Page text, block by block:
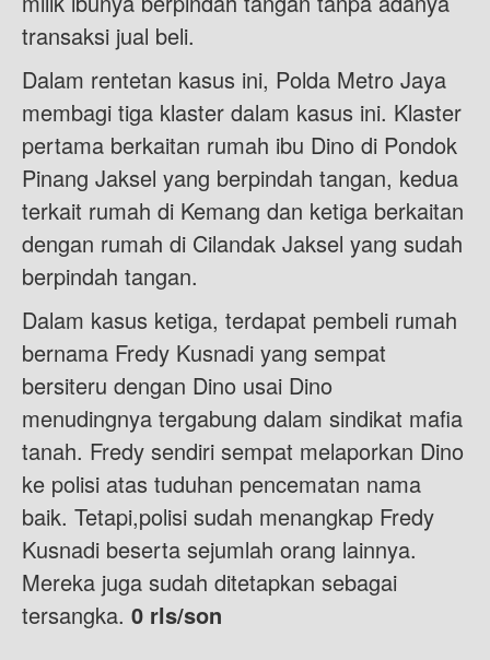
transaksi jual beli.
Dalam rentetan kasus ini, Polda Metro Jaya
membagi tiga klaster dalam kasus ini. Klaster
pertama berkaitan rumah ibu Dino di Pondok
Pinang Jaksel yang berpindah tangan, kedua
terkait rumah di Kemang dan ketiga berkaitan
dengan rumah di Cilandak Jaksel yang sudah
berpindah tangan.
Dalam kasus ketiga, terdapat pembeli rumah
bernama Fredy Kusnadi yang sempat
bersiteru dengan Dino usai Dino
menudingnya tergabung dalam sindikat mafia
tanah. Fredy sendiri sempat melaporkan Dino
ke polisi atas tuduhan pencematan nama
baik. Tetapi,polisi sudah menangkap Fredy
Kusnadi beserta sejumlah orang lainnya.
Mereka juga sudah ditetapkan sebagai
tersangka. 0 rls/son